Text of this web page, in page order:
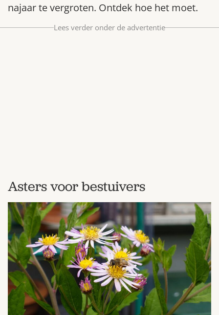
najaar te vergroten. Ontdek hoe het moet.
Lees verder onder de advertentie
Asters voor bestuivers